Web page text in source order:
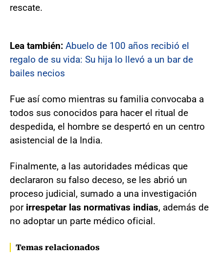
rescate.
Lea también: Abuelo de 100 años recibió el
regalo de su vida: Su hija lo llevó a un bar de
bailes necios
Fue así como mientras su familia convocaba a
todos sus conocidos para hacer el ritual de
despedida, el hombre se despertó en un centro
asistencial de la India.
Finalmente, a las autoridades médicas que
declararon su falso deceso, se les abrió un
proceso judicial, sumado a una investigación
porirrespetar las normativas indias, además de
no adoptar un parte médico oficial.
Temas relacionados